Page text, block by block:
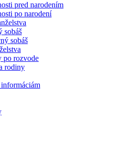
pred narodením
po narodení
sobáš
sobáš
po rozvode
rodiny